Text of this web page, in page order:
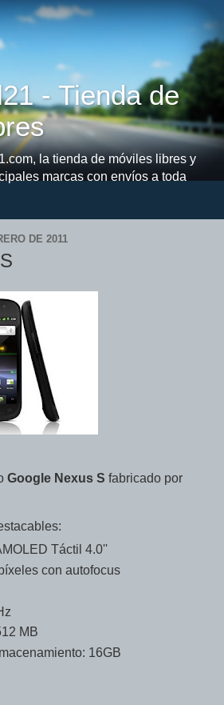
- Tienda de
la tienda de móviles libres y
marcas con envíos a toda
DE 2011
Google Nexus S fabricado por
Táctil 4.0''
con autofocus
MB
16GB